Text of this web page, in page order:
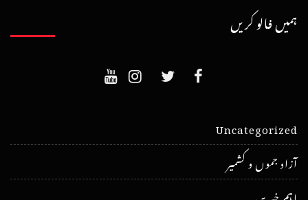
ہمیں فالو کریں
Uncategorized
آزاد جموں و کشمیر